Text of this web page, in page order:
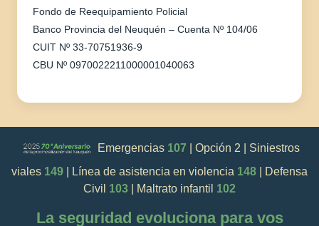
Fondo de Reequipamiento Policial
Banco Provincia del Neuquén – Cuenta Nº 104/06
CUIT Nº 33-70751936-9
CBU Nº 0970022211000001040063
Emergencias 107 | Opción 2 | Siniestros
viales 149 | Línea de asistencia en violencia 148 | Defensa
Civil 103 | Maltrato infantil 102
La seguridad evoluciona para vos